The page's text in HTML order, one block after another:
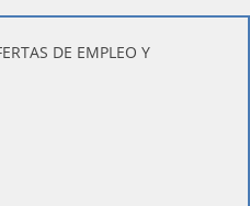
DE EMPLEO Y